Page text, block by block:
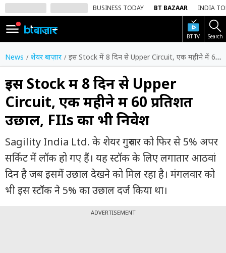
BUSINESS TODAY BT BAZAAR INDIA
BT TV Search
SIGN
IN
Dark
Mode
होम
शेयर
बाज़ार
वीडियो
ट्रेंडिंग
News शेयर बाज़ार इस Stock में 8 दिन से Upper Circuit, एक महीने में 60 प्रतिशत उछाल, FIIs का भी निवेश
इस Stock में 8 दिन से Upper
Circuit, एक महीने में 60 प्रतिशत
उछाल, FIIs का भी निवेश
Sagility India Ltd. के शेयर गुरुवार को फिर से 5% अपर
सर्किट में लॉक हो गए हैं। यह स्टॉक के लिए लगातार आठवां
दिन है जब इसमें उछाल देखने को मिल रहा है। मंगलवार को
भी इस स्टॉक ने 5% का उछाल दर्ज किया था।
ADVERTISEMENT